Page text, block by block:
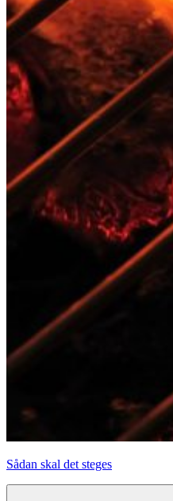
Sådan skal det steges